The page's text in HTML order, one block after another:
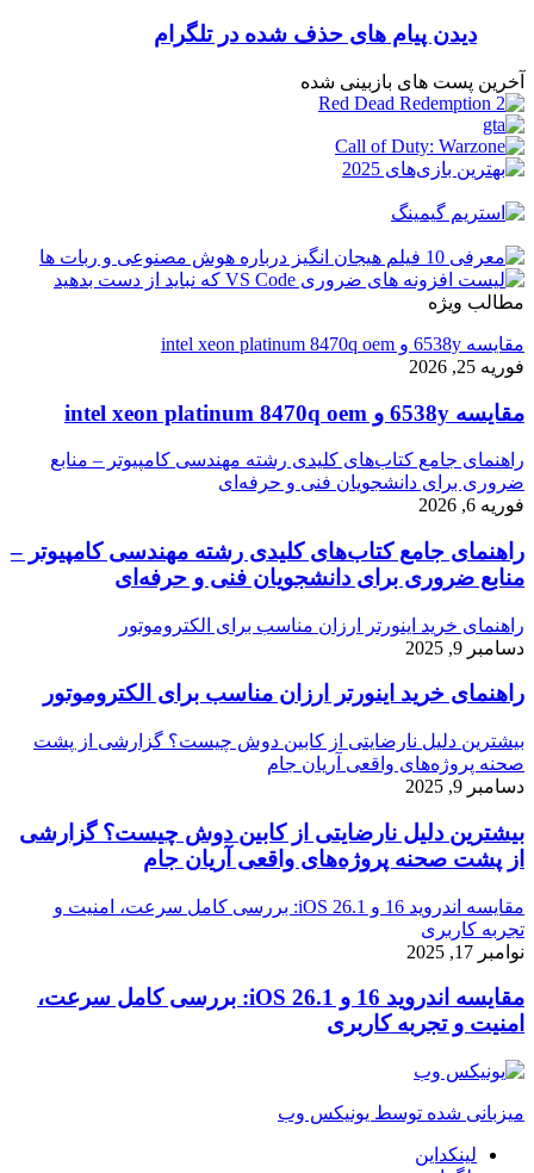
دیدن پیام های حذف شده در تلگرام
آخرین پست های بازبینی شده
مطالب ویژه
مقایسه 6538y و intel xeon platinum 8470q oem
فوریه 25, 2026
مقایسه 6538y و intel xeon platinum 8470q oem
راهنمای جامع کتاب‌های کلیدی رشته مهندسی کامپیوتر – منابع
ضروری برای دانشجویان فنی و حرفه‌ای
فوریه 6, 2026
راهنمای جامع کتاب‌های کلیدی رشته مهندسی کامپیوتر –
منابع ضروری برای دانشجویان فنی و حرفه‌ای
راهنمای خرید اینورتر ارزان مناسب برای الکتروموتور
دسامبر 9, 2025
راهنمای خرید اینورتر ارزان مناسب برای الکتروموتور
بیشترین دلیل نارضایتی از کابین دوش چیست؟ گزارشی از پشت
صحنه پروژه‌های واقعی آریان جام
دسامبر 9, 2025
بیشترین دلیل نارضایتی از کابین دوش چیست؟ گزارشی
از پشت صحنه پروژه‌های واقعی آریان جام
مقایسه اندروید 16 و iOS 26.1: بررسی کامل سرعت، امنیت و
تجربه کاربری
نوامبر 17, 2025
مقایسه اندروید 16 و iOS 26.1: بررسی کامل سرعت،
امنیت و تجربه کاربری
میزبانی شده توسط یونیکس وب
لینکداین